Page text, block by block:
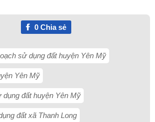
0Chia sẻ
sử dụng đất huyện Yên Mỹ
Yên Mỹ
dụng đất huyện Yên Mỹ
đất xã Thanh Long